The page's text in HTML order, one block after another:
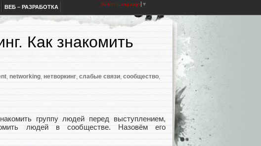
ВЕБ – РАЗРАБОТКА Select Language ▼
Как знакомить
, networking, нетворкинг, слабые связи, сообщество,
группу людей перед выступлением,
людей в сообществе. Назовём его